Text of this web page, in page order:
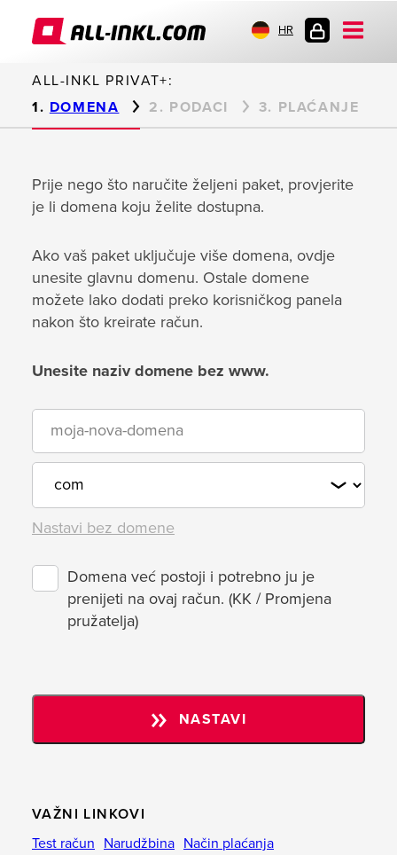
HR
ALL-INKL PRIVAT+:
DOMENA
PODACI PLAĆANJE
Prije nego što naručite željeni paket, provjerite
je li domena koju želite dostupna.
Ako vaš paket uključuje više domena, ovdje
unesite glavnu domenu. Ostale domene
možete lako dodati preko korisničkog panela
nakon što kreirate račun.
Unesite naziv domene bez www.
Nastavi bez domene
Domena već postoji i potrebno ju je
prenijeti na ovaj račun. (KK / Promjena
pružatelja)
NASTAVI
VAŽNI LINKOVI
Test račun Narudžbina Način plaćanja